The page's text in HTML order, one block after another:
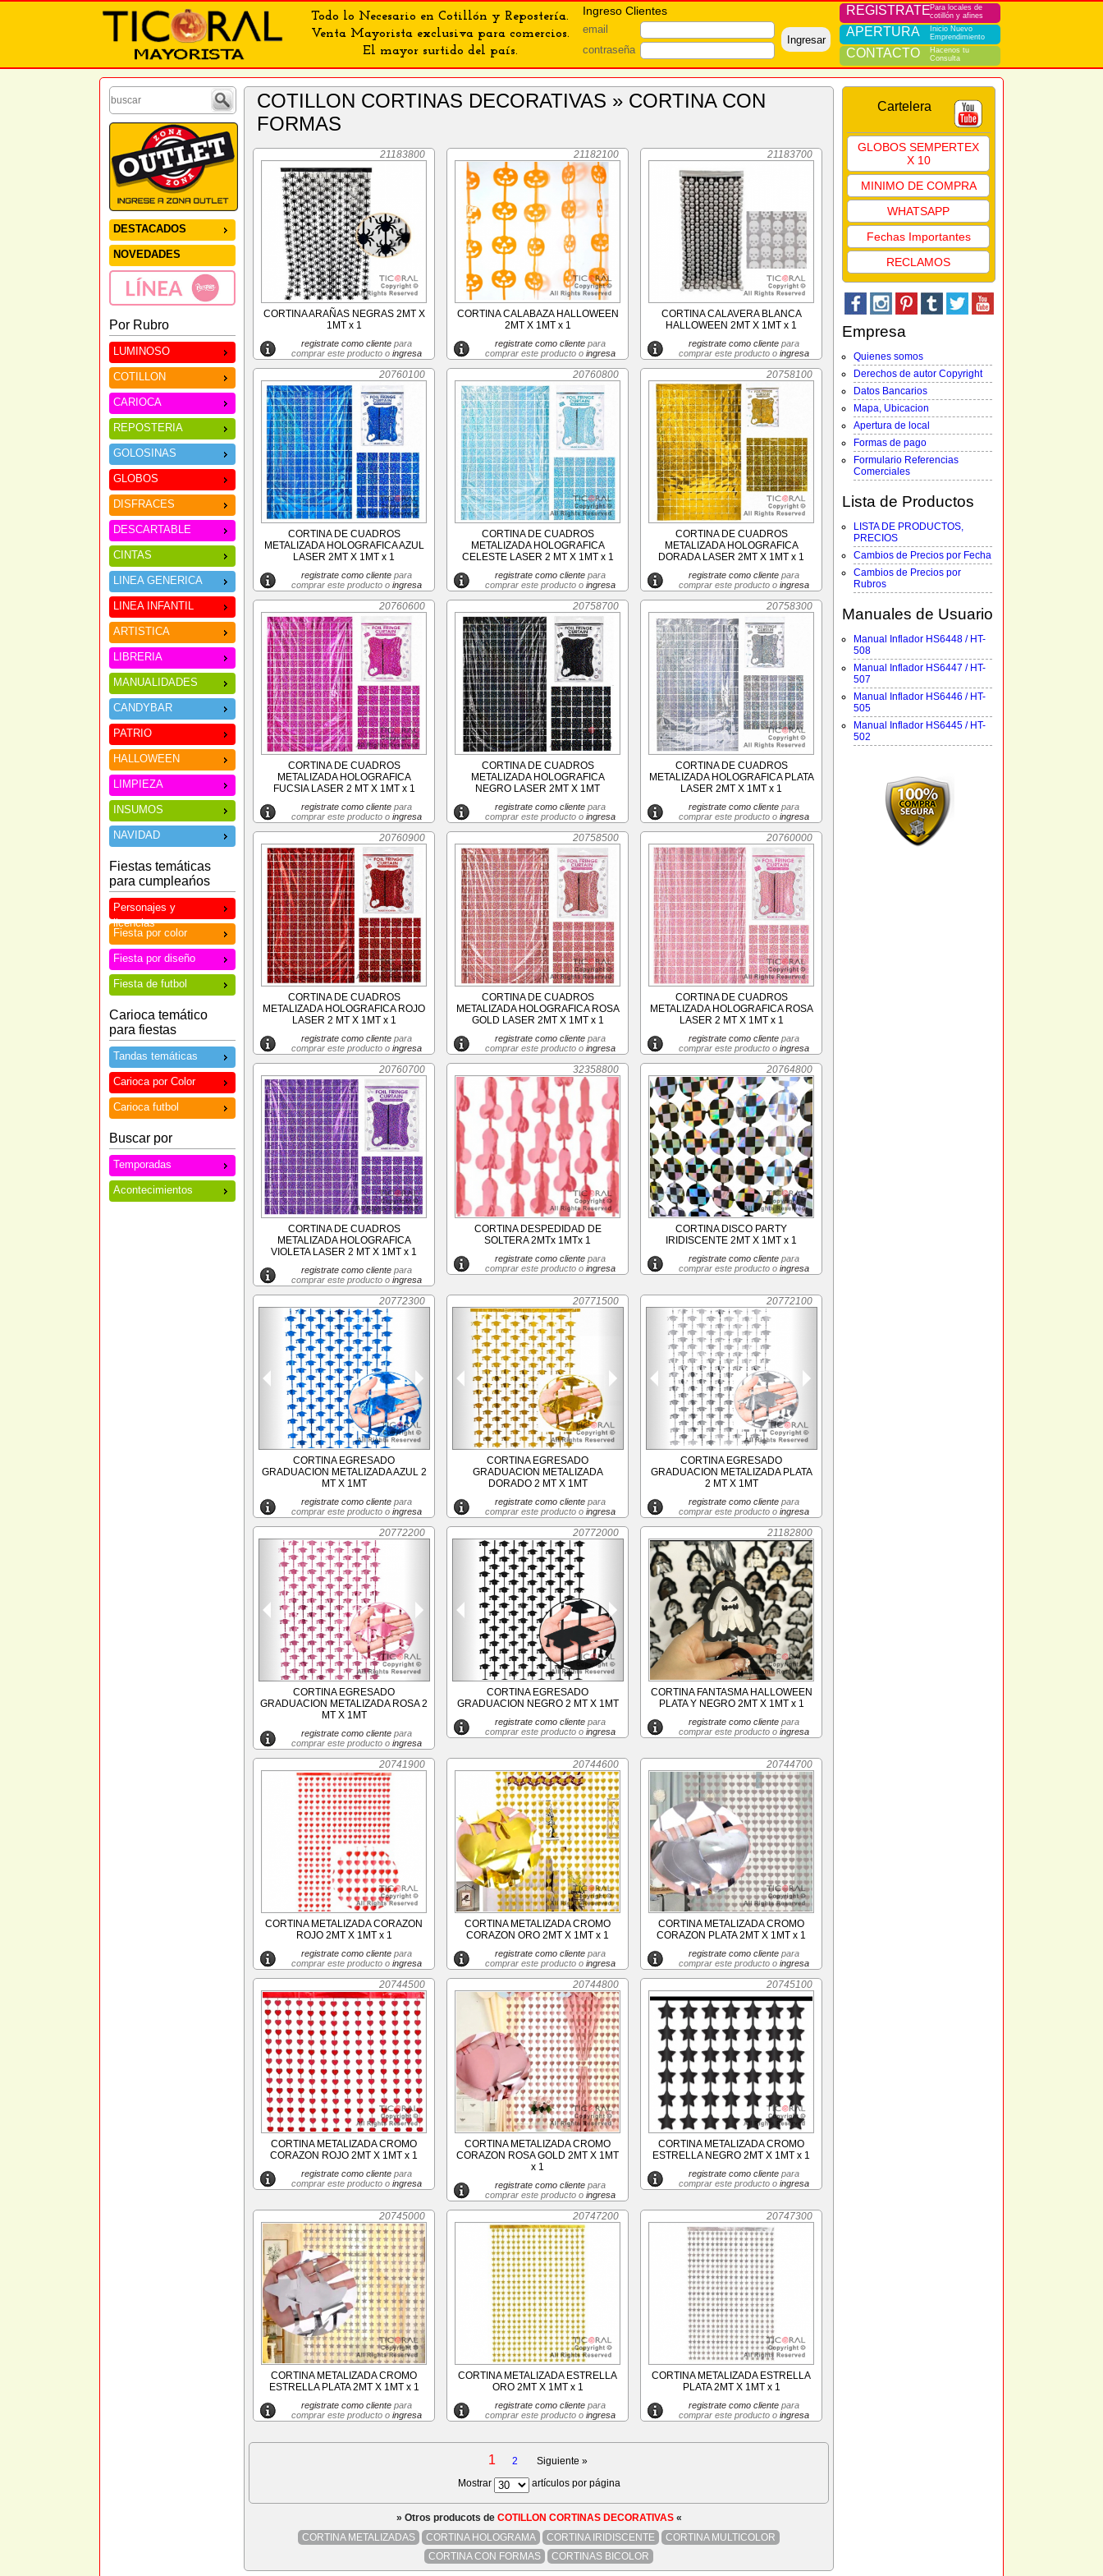
Todo lo Necesario en Cotillón y Repostería.
Venta Mayorista exclusiva para comercios.
El mayor surtido del país.
Ingreso Clientes
email
contraseña
Ingresar
REGISTRATEPara locales de
cotillón y afines
APERTURA
Inicio Nuevo
Emprendimiento
CONTACTO
Hacenos tu
Consulta
DESTACADOS
NOVEDADES
Por Rubro
LUMINOSO
COTILLON
CARIOCA
REPOSTERIA
GOLOSINAS
GLOBOS
DISFRACES
DESCARTABLE
CINTAS
LINEA GENERICA
LINEA INFANTIL
ARTISTICA
LIBRERIA
MANUALIDADES
CANDYBAR
PATRIO
HALLOWEEN
LIMPIEZA
INSUMOS
NAVIDAD
Fiestas temáticas
para cumpleańos
Personajes y
licencias
Fiesta por color
Fiesta por diseño
Fiesta de futbol
Carioca temático
para fiestas
Tandas temáticas
Carioca por Color
Carioca futbol
Buscar por
Temporadas
Acontecimientos
COTILLON CORTINAS DECORATIVAS » CORTINA CON
FORMAS
21183800
CORTINA ARAÑAS NEGRAS 2MT X
1MT x 1
registrate como clientepara
comprar este producto o ingresa
21182100
CORTINA CALABAZA HALLOWEEN
2MT X 1MT x 1
registrate como clientepara
comprar este producto o ingresa
21183700
CORTINA CALAVERA BLANCA
HALLOWEEN 2MT X 1MT x 1
registrate como clientepara
comprar este producto o ingresa
20760100
CORTINA DE CUADROS
METALIZADA HOLOGRAFICA AZUL
LASER 2MT X 1MT x 1
registrate como clientepara
comprar este producto o ingresa
20760800
CORTINA DE CUADROS
METALIZADA HOLOGRAFICA
CELESTE LASER 2 MT X 1MT x 1
registrate como clientepara
comprar este producto o ingresa
20758100
CORTINA DE CUADROS
METALIZADA HOLOGRAFICA
DORADA LASER 2MT X 1MT x 1
registrate como clientepara
comprar este producto o ingresa
20760600
CORTINA DE CUADROS
METALIZADA HOLOGRAFICA
FUCSIA LASER 2 MT X 1MT x 1
registrate como clientepara
comprar este producto o ingresa
20758700
CORTINA DE CUADROS
METALIZADA HOLOGRAFICA
NEGRO LASER 2MT X 1MT
registrate como clientepara
comprar este producto o ingresa
20758300
CORTINA DE CUADROS
METALIZADA HOLOGRAFICA PLATA
LASER 2MT X 1MT x 1
registrate como clientepara
comprar este producto o ingresa
20760900
CORTINA DE CUADROS
METALIZADA HOLOGRAFICA ROJO
LASER 2 MT X 1MT x 1
registrate como clientepara
comprar este producto o ingresa
20758500
CORTINA DE CUADROS
METALIZADA HOLOGRAFICA ROSA
GOLD LASER 2MT X 1MT x 1
registrate como clientepara
comprar este producto o ingresa
20760000
CORTINA DE CUADROS
METALIZADA HOLOGRAFICA ROSA
LASER 2 MT X 1MT x 1
registrate como clientepara
comprar este producto o ingresa
20760700
CORTINA DE CUADROS
METALIZADA HOLOGRAFICA
VIOLETA LASER 2 MT X 1MT x 1
registrate como clientepara
comprar este producto o ingresa
32358800
CORTINA DESPEDIDAD DE
SOLTERA 2MTx 1MTx 1
registrate como clientepara
comprar este producto o ingresa
20764800
CORTINA DISCO PARTY
IRIDISCENTE 2MT X 1MT x 1
registrate como clientepara
comprar este producto o ingresa
20772300
CORTINA EGRESADO
GRADUACION METALIZADA AZUL 2
MT X 1MT
registrate como clientepara
comprar este producto o ingresa
20771500
CORTINA EGRESADO
GRADUACION METALIZADA
DORADO 2 MT X 1MT
registrate como clientepara
comprar este producto o ingresa
20772100
CORTINA EGRESADO
GRADUACION METALIZADA PLATA
2 MT X 1MT
registrate como clientepara
comprar este producto o ingresa
20772200
CORTINA EGRESADO
GRADUACION METALIZADA ROSA 2
MT X 1MT
registrate como clientepara
comprar este producto o ingresa
20772000
CORTINA EGRESADO
GRADUACION NEGRO 2 MT X 1MT
registrate como clientepara
comprar este producto o ingresa
21182800
CORTINA FANTASMA HALLOWEEN
PLATA Y NEGRO 2MT X 1MT x 1
registrate como clientepara
comprar este producto o ingresa
20741900
CORTINA METALIZADA CORAZON
ROJO 2MT X 1MT x 1
registrate como clientepara
comprar este producto o ingresa
20744600
CORTINA METALIZADA CROMO
CORAZON ORO 2MT X 1MT x 1
registrate como clientepara
comprar este producto o ingresa
20744700
CORTINA METALIZADA CROMO
CORAZON PLATA 2MT X 1MT x 1
registrate como clientepara
comprar este producto o ingresa
20744500
CORTINA METALIZADA CROMO
CORAZON ROJO 2MT X 1MT x 1
registrate como clientepara
comprar este producto o ingresa
20744800
CORTINA METALIZADA CROMO
CORAZON ROSA GOLD 2MT X 1MT
x 1
registrate como clientepara
comprar este producto o ingresa
20745100
CORTINA METALIZADA CROMO
ESTRELLA NEGRO 2MT X 1MT x 1
registrate como clientepara
comprar este producto o ingresa
20745000
CORTINA METALIZADA CROMO
ESTRELLA PLATA 2MT X 1MT x 1
registrate como clientepara
comprar este producto o ingresa
20747200
CORTINA METALIZADA ESTRELLA
ORO 2MT X 1MT x 1
registrate como clientepara
comprar este producto o ingresa
20747300
CORTINA METALIZADA ESTRELLA
PLATA 2MT X 1MT x 1
registrate como clientepara
comprar este producto o ingresa
1 2
Siguiente »
Mostrar
artículos por página
» Otros producots de COTILLON CORTINAS DECORATIVAS«
CORTINA METALIZADAS
CORTINA HOLOGRAMA CORTINA IRIDISCENTE
CORTINA MULTICOLOR
CORTINA CON FORMAS
CORTINAS BICOLOR
Cartelera
GLOBOS SEMPERTEX
X 10
MINIMO DE COMPRA
WHATSAPP
Fechas Importantes
RECLAMOS
Empresa
Quienes somos
Derechos de autor Copyright
Datos Bancarios
Mapa, Ubicacion
Apertura de local
Formas de pago
Formulario Referencias
Comerciales
Lista de Productos
LISTA DE PRODUCTOS,
PRECIOS
Cambios de Precios por Fecha
Cambios de Precios por
Rubros
Manuales de Usuario
Manual Inflador HS6448 / HT-
508
Manual Inflador HS6447 / HT-
507
Manual Inflador HS6446 / HT-
505
Manual Inflador HS6445 / HT-
502